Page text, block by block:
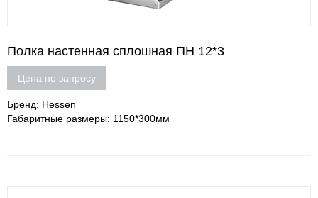
Полка настенная сплошная ПН 12*3
Цена по запросу
Бренд: Hessen
Габаритные размеры: 1150*300мм